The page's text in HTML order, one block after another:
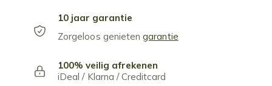
10 jaar garantie
Zorgeloos genietengarantie
100% veilig afrekenen
iDeal / Klarna / Creditcard